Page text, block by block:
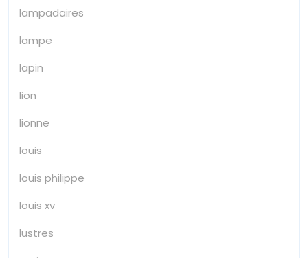
lampadaires
lampe
lapin
lion
lionne
louis
louis philippe
louis xv
lustres